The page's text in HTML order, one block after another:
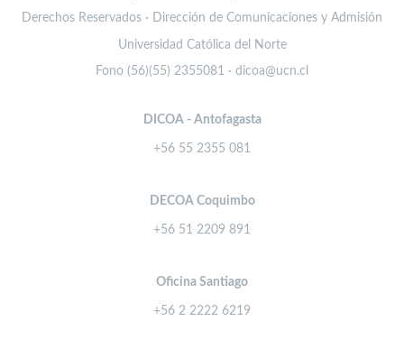
Derechos Reservados · Dirección de Comunicaciones y Admisión
Universidad Católica del Norte
Fono (56)(55) 2355081 · dicoa@ucn.cl
DICOA - Antofagasta
+56 55 2355 081
DECOA Coquimbo
+56 51 2209 891
Oficina Santiago
+56 2 2222 6219